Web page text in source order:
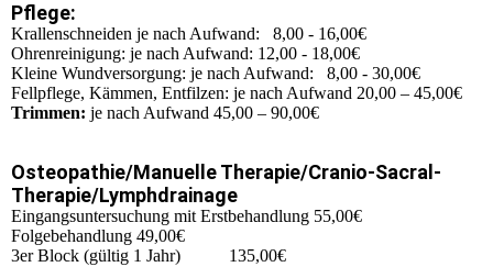
Pflege:
Krallenschneiden je nach Aufwand: 8,00 - 16,00€
Ohrenreinigung: je nach Aufwand: 12,00 - 18,00€
Kleine Wundversorgung: je nach Aufwand: 8,00 - 30,00€
Fellpflege, Kämmen, Entfilzen: je nach Aufwand 20,00 – 45,00€
Trimmen: je nach Aufwand 45,00 – 90,00€
Osteopathie/Manuelle Therapie/Cranio-Sacral-
Therapie/Lymphdrainage
Eingangsuntersuchung mit Erstbehandlung 55,00€
Folgebehandlung 49,00€
3er Block (gültig 1 Jahr) 135,00€